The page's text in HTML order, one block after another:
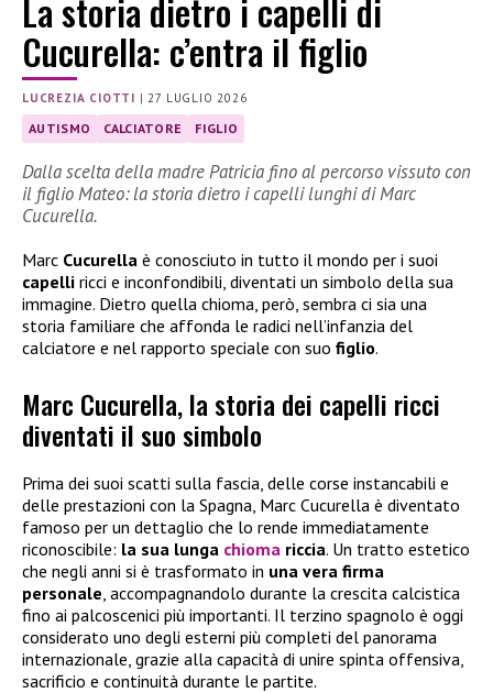
La storia dietro i capelli di
Cucurella: c’entra il figlio
LUCREZIA CIOTTI | 27 LUGLIO 2026
AUTISMO CALCIATORE FIGLIO
Dalla scelta della madre Patricia fino al percorso vissuto con
il figlio Mateo: la storia dietro i capelli lunghi di Marc
Cucurella.
Marc Cucurella è conosciuto in tutto il mondo per i suoi
capelli ricci e inconfondibili, diventati un simbolo della sua
immagine. Dietro quella chioma, però, sembra ci sia una
storia familiare che affonda le radici nell’infanzia del
calciatore e nel rapporto speciale con suo figlio.
Marc Cucurella, la storia dei capelli ricci
diventati il suo simbolo
Prima dei suoi scatti sulla fascia, delle corse instancabili e
delle prestazioni con la Spagna, Marc Cucurella è diventato
famoso per un dettaglio che lo rende immediatamente
riconoscibile: la sua lunga chioma riccia. Un tratto estetico
che negli anni si è trasformato in una vera firma
personale , accompagnandolo durante la crescita calcistica
fino ai palcoscenici più importanti. Il terzino spagnolo è oggi
considerato uno degli esterni più completi del panorama
internazionale, grazie alla capacità di unire spinta offensiva,
sacrificio e continuità durante le partite.